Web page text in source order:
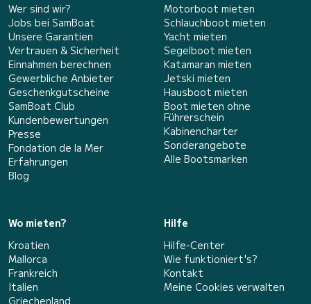
Wer sind wir?
Jobs bei SamBoat
Unsere Garantien
Vertrauen & Sicherheit
Einnahmen berechnen
Gewerbliche Anbieter
Geschenkgutscheine
SamBoat Club
Kundenbewertungen
Presse
Fondation de la Mer
Erfahrungen
Blog
Motorboot mieten
Schlauchboot mieten
Yacht mieten
Segelboot mieten
Katamaran mieten
Jetski mieten
Hausboot mieten
Boot mieten ohne
Führerschein
Kabinencharter
Sonderangebote
Alle Bootsmarken
Wo mieten?
Kroatien
Mallorca
Frankreich
Italien
Griechenland
Hilfe
Hilfe-Center
Wie funktioniert's?
Kontakt
Meine Cookies verwalten